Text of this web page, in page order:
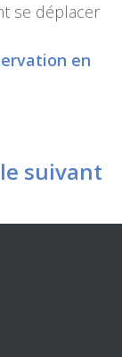
se déplacer
en
suivant